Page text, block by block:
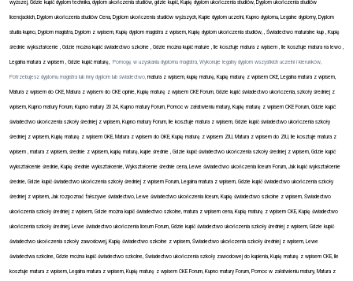
wyższej, Gdzie kupić dyplom technika, dyplom ukończenia studiów, gdzie kupić, Kupię dyplom ukończenia studiów, Dyplom ukończenia studiów
licencjackich, Dyplom ukończenia studiów Cena, Dyplom ukończenia studiów wyższych, Kupie dyplom uczelni, Kupno dyplomu, Legalne dyplomy, Dyplom
studia kupno, Dyplom magistra, Dyplom z wpisem, Kupię dyplom magistra z wpisem, Kupię dyplom ukończenia studiów, , Świadectwo maturalne kup , Kupię
średnie wykształcenie , Gdzie można kupić świadectwo szkolne , Gdzie można kupić mature , Ile kosztuje matura z wpisem , Ile kosztuje matura na lewo ,
Legalna matura z wpisem , Gdzie kupić maturę, Pomogę w uzyskaniu dyplomu magistra, Wykonuje legalny dyplom wszystkich uczelni i kierunków,
Potrzebujesz dyplomu magistra lub inny dyplom lub świadectwo, matura z wpisem, kupię maturę, Kupię maturę z wpisem CKE, Legalna matura z wpisem,
Matura z wpisem do CKE, Matura z wpisem do CKE opinie, Kupię maturę z wpisem CKE Forum, Gdzie kupić świadectwo ukończenia, szkoły średniej z
wpisem, Kupno matury Forum, Kupno matury 2024, Kupno matury Forum, Pomoc w załatwieniu matury, Kupię maturę z wpisem CKE Forum, Gdzie kupić
świadectwo ukończenia szkoły średniej z wpisem, Kupno matury Forum, Ile kosztuje matura z wpisem, Gdzie kupić świadectwo ukończenia szkoły
średniej z wpisem, Kupię maturę z wpisem OKE, Matura z wpisem do OKE, Kupię maturę z wpisem ZIU, Matura z wpisem do ZIU, Ile kosztuje matura z
wpisem , matura z wpisem, średnie z wpisem, kupię maturę, kupie średnie , Gdzie kupić świadectwo ukończenia szkoły średniej z wpisem, Gdzie kupić
wykształcenie średnie, Kupię średnie wykształcenie, Wykształcenie średnie cena, Lewe świadectwo ukończenia liceum Forum, Jak kupić wykształcenie
średnie, Gdzie kupić świadectwo ukończenia szkoły średniej z wpisem Forum, Legalna matura z wpisem, Gdzie kupić świadectwo ukończenia szkoły
średniej z wpisem, Jak rozpoznać fałszywe świadectwo, Lewe świadectwo ukończenia liceum, Kupię świadectwo szkolne z wpisem, Świadectwo
ukończenia szkoły średniej z wpisem, Gdzie można kupić świadectwo szkolne, matura z wpisem cena, Kupię maturę z wpisem CKE, Kupię świadectwo
ukończenia szkoły średniej, Lewe świadectwo ukończenia liceum Forum, Gdzie kupić świadectwo ukończenia szkoły średniej z wpisem, Gdzie kupić
świadectwo ukończenia szkoły zawodowej, Kupię świadectwo szkolne z wpisem, Świadectwo ukończenia szkoły średniej z wpisem, Lewe
świadectwa szkolne, Gdzie można kupić świadectwo szkolne, Świadectwo ukończenia szkoły zawodowej do kupienia, Kupię maturę z wpisem CKE, Ile
kosztuje matura z wpisem, Legalna matura z wpisem, Kupię maturę z wpisem CKE Forum, Kupno matury Forum, Pomoc w załatwieniu matury, Matura z